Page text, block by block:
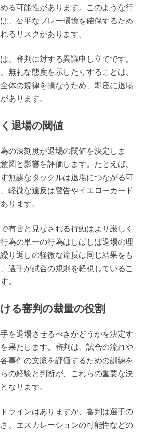
る可能性があります。このような行
、公平なプレー環境を確保するため
るリスクがあります。
、審判に対する異議申し立てです。
無礼な態度を示したりすることは、
体の規律を損なうため、即座に退場
あります。
退場の閾値
の深刻度が退場の閾値を決定しま
図と影響を評価します。たとえば、
無謀なタックルは退場につながる可
軽微な違反は警告やイエローカード
ります。
有害と見なされる行動はより厳しく
為の単一の行為はしばしば退場の理
り返しの軽微な違反は同じ結果をも
選手が試合の規則を軽視しているこ
。
る審判の裁量の役割
を退場させるべきかどうかを決定す
果たします。審判は、試合の流れや
事件の文脈を評価するための訓練を
の経験と判断が、これらの重要な決
なります。
ラインはありますが、審判は選手の
、エスカレーションの可能性などの